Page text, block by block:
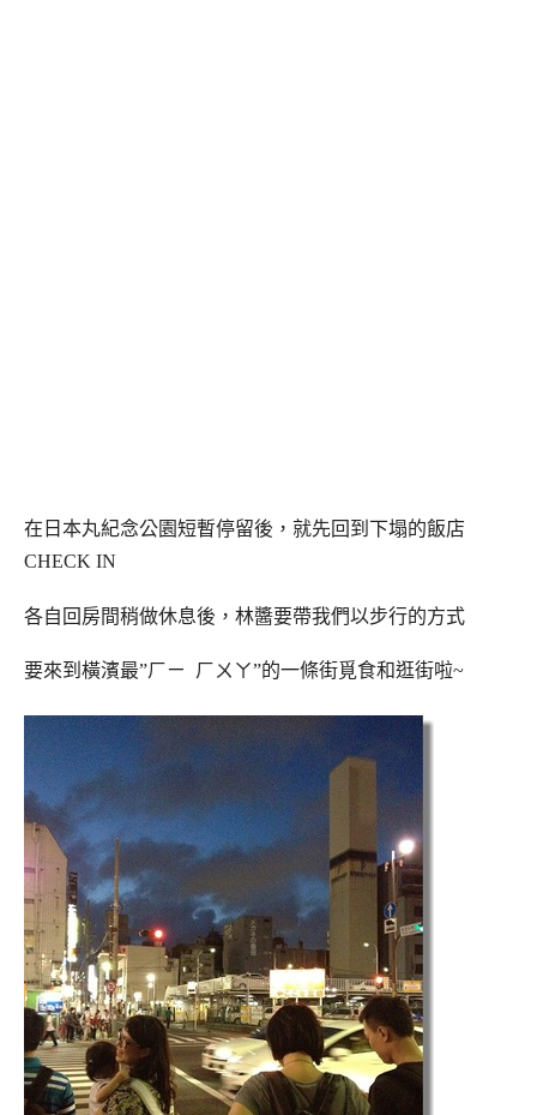
在日本丸紀念公園短暫停留後，就先回到下塌的飯店
CHECK IN
各自回房間稍做休息後，林醬要帶我們以步行的方式
要來到橫濱最”ㄏㄧ ㄏㄨㄚ”的一條街覓食和逛街啦~